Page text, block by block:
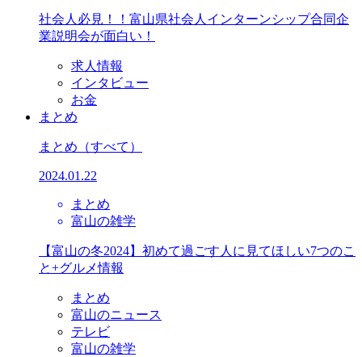
社会人必見！！富山県社会人インターンシップ合同企
業説明会が面白い！
求人情報
インタビュー
お金
まとめ
まとめ （すべて）
2024.01.22
まとめ
富山の雑学
【富山の冬2024】初めて過ごす人に見てほしい7つのこ
と+グルメ情報
まとめ
富山のニュース
テレビ
富山の雑学